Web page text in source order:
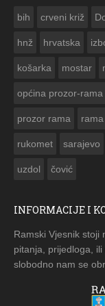
bih crveni križ
hnž hrvatska
košarka mostar
općina prozor-rama
prozor rama rama
rukomet sarajevo
uzdol čović
INFORMACIJE I
Ramski Vjesnik stoji
pitanja, prijedloga,
slobodno nam se